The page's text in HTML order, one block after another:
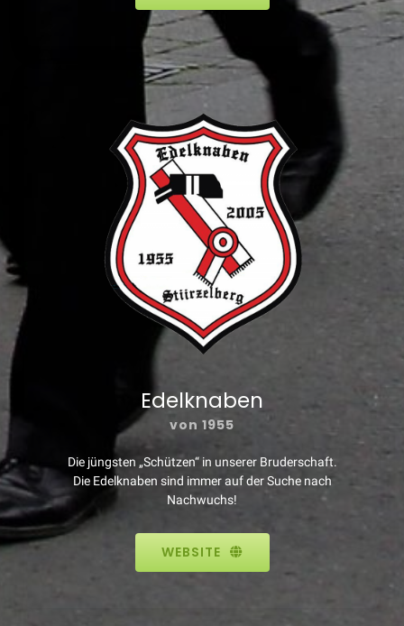
Edelknaben
von 1955
Die jüngsten „Schützen“ in unserer Bruderschaft.
Die Edelknaben sind immer auf der Suche nach
Nachwuchs!
WEBSITE